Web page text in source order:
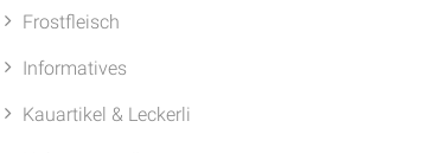
Frostfleisch
Informatives
Kauartikel & Leckerli